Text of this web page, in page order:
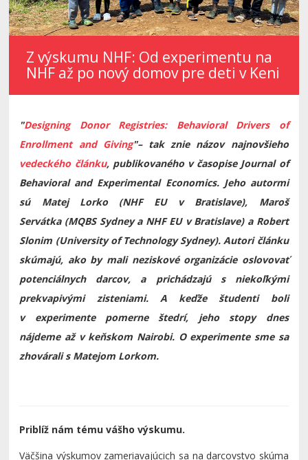
Z výskumu NHF: Od experimentu na
NHF až po nový domov pre deti v Keni
"Designing Donor Registries: Behavioral Drivers of
Enrollment and Giving"– tak znie názov najnovšieho
vedeckého článku, publikovaného v časopise Journal of
Behavioral and Experimental Economics. Jeho autormi
sú Matej Lorko (NHF EU v Bratislave), Maroš
Servátka (MQBS Sydney a NHF EU v Bratislave) a Robert
Slonim (University of Technology Sydney). Autori článku
skúmajú, ako by mali neziskové organizácie oslovovať
potenciálnych darcov, a prichádzajú s niekoľkými
prekvapivými zisteniami. A keďže študenti boli
v experimente pomerne štedrí, jeho stopy dnes
nájdeme až v keňskom Nairobi. O experimente sme sa
zhovárali s Matejom Lorkom.
Priblíž nám tému vášho výskumu.
Väčšina výskumov zameriavajúcich sa na darcovstvo skúma